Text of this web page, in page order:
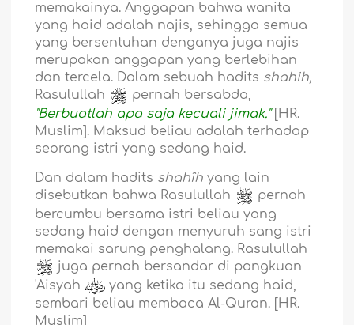
memakainya. Anggapan bahwa wanita
yang haid adalah najis, sehingga semua
yang bersentuhan denganya juga najis
merupakan anggapan yang berlebihan
dan tercela. Dalam sebuah hadits shahih,
Rasulullah
pernah bersabda,
"Berbuatlah apa saja kecuali jimak."[HR.
Muslim]. Maksud beliau adalah terhadap
seorang istri yang sedang haid.
Dan dalam hadits shahîh yang lain
disebutkan bahwa Rasulullah
pernah
bercumbu bersama istri beliau yang
sedang haid dengan menyuruh sang istri
memakai sarung penghalang. Rasulullah
juga pernah bersandar di pangkuan
'Aisyah
yang ketika itu sedang haid,
sembari beliau membaca Al-Quran. [HR.
Muslim]